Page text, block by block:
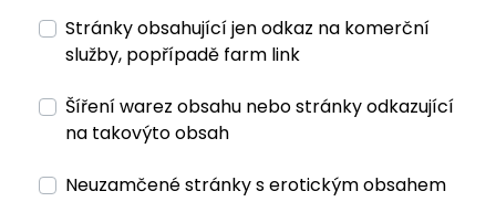
Stránky obsahující jen odkaz na komerční
služby, popřípadě farm link
Šíření warez obsahu nebo stránky odkazující
na takovýto obsah
Neuzamčené stránky s erotickým obsahem